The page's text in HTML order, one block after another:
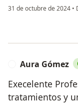
31 de octubre de 2024 •
Aura Gómez
Execelente
tratamientos y